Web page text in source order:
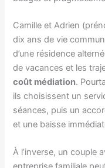
Camille et Adrien
dix ans de vie
d’une résidence
de vacances et les
coût médiation.
ils choisissent un
séances, puis un
et une baisse
À l’inverse, un couple